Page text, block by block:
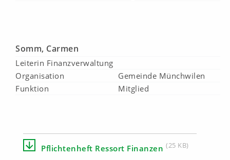
Somm, Carmen
Leiterin Finanzverwaltung
Organisation
Gemeinde Münchwilen
Funktion
Mitglied
Pflichtenheft Ressort Finanzen (25 KB)